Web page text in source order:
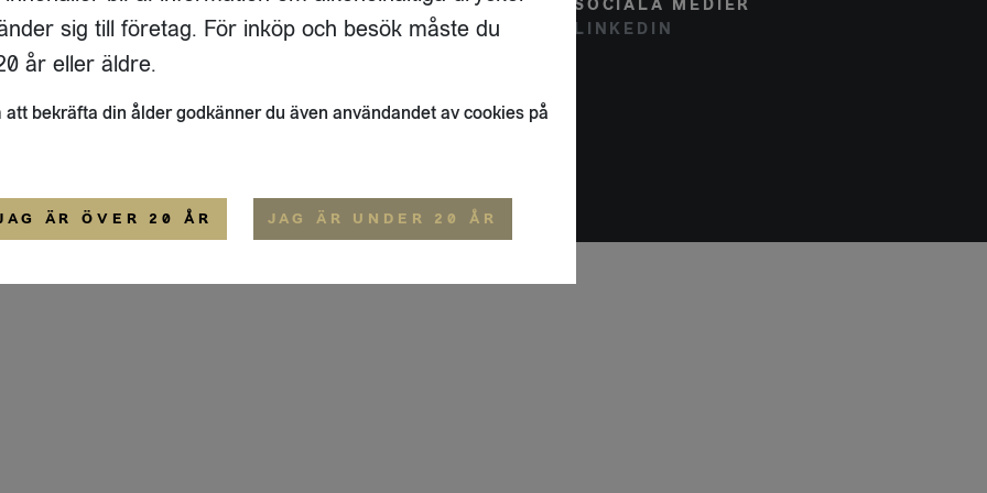
17 A
STOCKHOLM
FLAIVY
OM OSS
SOCIALA MEDIER
LINKEDIN
ALLMÄNNA VILLKOR
sig till företag. För inköp och besök måste du
år eller äldre.
att bekräfta din ålder godkänner du även användandet av cookies på
ÄR ÖVER 20 ÅR JAG ÄR UNDER 20 ÅR